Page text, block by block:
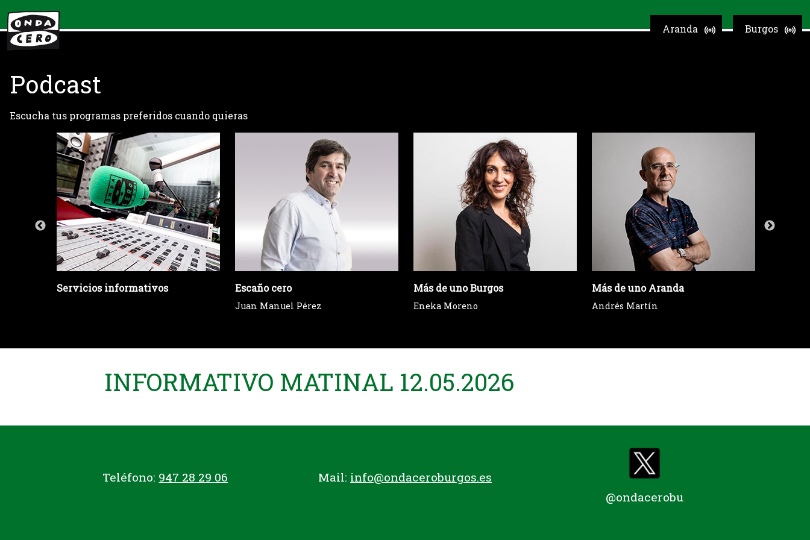
Burgos
Aranda
Podcast
Escucha tus programas preferidos cuando quieras
Servicios informativos Escaño cero
Juan Manuel Pérez
Más de uno Burgos
Eneka Moreno
Más de uno Aranda
Andrés Martín
INFORMATIVO MATINAL 12.05.2026
Teléfono: 947 28 29 06 Mail: info@ondaceroburgos.es
@ondacerobu